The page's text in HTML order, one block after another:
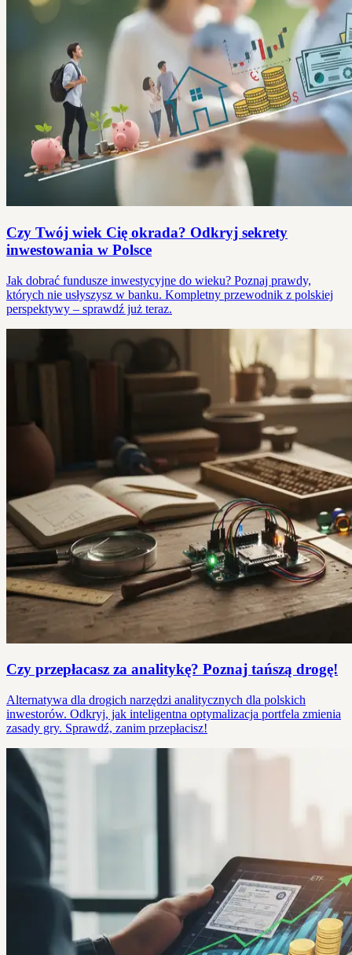
Czy Twój wiek Cię okrada? Odkryj sekrety
inwestowania w Polsce
Jak dobrać fundusze inwestycyjne do wieku? Poznaj prawdy,
których nie usłyszysz w banku. Kompletny przewodnik z polskiej
perspektywy – sprawdź już teraz.
Czy przepłacasz za analitykę? Poznaj tańszą drogę!
Alternatywa dla drogich narzędzi analitycznych dla polskich
inwestorów. Odkryj, jak inteligentna optymalizacja portfela zmienia
zasady gry. Sprawdź, zanim przepłacisz!